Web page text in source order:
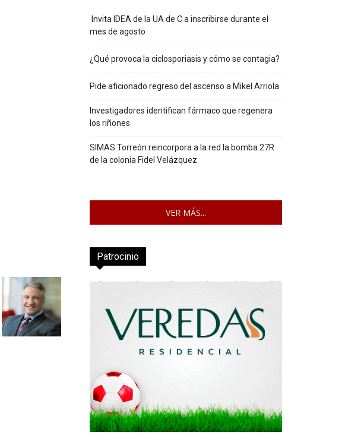
Invita IDEA de la UA de C a inscribirse durante el
mes de agosto
¿Qué provoca la ciclosporiasis y cómo se contagia?
Pide aficionado regreso del ascenso a Mikel Arriola
Investigadores identifican fármaco que regenera
los riñones
SIMAS Torreón reincorpora a la red la bomba 27R
de la colonia Fidel Velázquez
VER MÁS...
Patrocinio